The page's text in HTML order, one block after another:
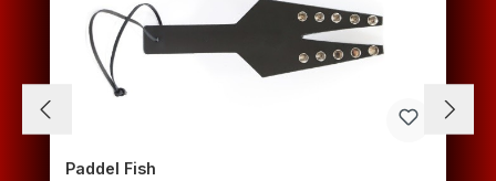
Paddel Fish